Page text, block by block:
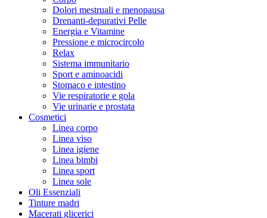
Dolori mestruali e menopausa
Drenanti-depurativi Pelle
Energia e Vitamine
Pressione e microcircolo
Relax
Sistema immunitario
Sport e aminoacidi
Stomaco e intestino
Vie respiratorie e gola
Vie urinarie e prostata
Cosmetici
Linea corpo
Linea viso
Linea igiene
Linea bimbi
Linea sport
Linea sole
Oli Essenziali
Tinture madri
Macerati glicerici